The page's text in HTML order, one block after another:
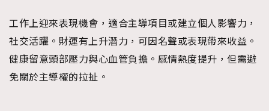
工作上迎來表現機會，適合主導項目或建立個人影響力，
社交活躍。財運有上升潛力，可因名聲或表現帶來收益。
健康留意頭部壓力與心血管負擔。感情熱度提升，但需避
免關於主導權的拉扯。